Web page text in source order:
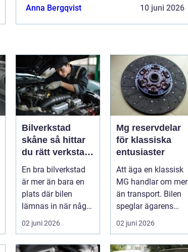
Anna Bergqvist 10 juni 2026
Bilverkstad
skåne så hittar
du rätt verkstad
för din bil
En bra bilverkstad
är mer än bara en
plats där bilen
lämnas in när något
går sönder. För
många biläg...
02 juni 2026
Mg reservdelar
för klassiska
entusiaster
Att äga en klassisk
MG handlar om mer
än transport. Bilen
speglar ägarens
intresse för teknik,
histo...
02 juni 2026